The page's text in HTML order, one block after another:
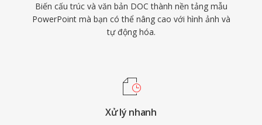
Biến cấu trúc và văn bản DOC thành nền tảng mẫu
PowerPoint mà bạn có thể nâng cao với hình ảnh và
tự động hóa.
Xử lý nhanh